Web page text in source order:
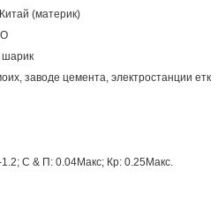
(материк)
заводе цемента, электростанции етк
С & П: 0.04Макс; Кр: 0.25Макс.